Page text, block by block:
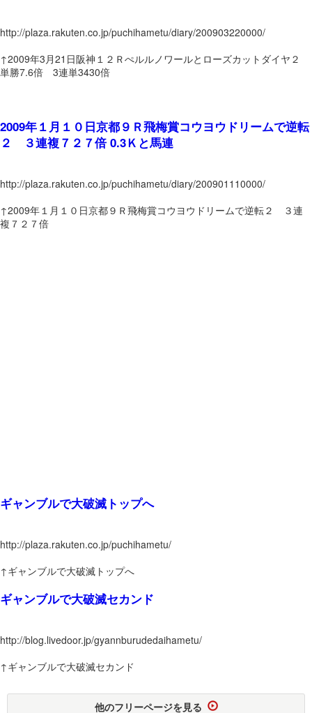
http://plaza.rakuten.co.jp/puchihametu/diary/200903220000/
↑2009年3月21日阪神１２Ｒぺルルノワールとローズカットダイヤ２
単勝7.6倍 3連単3430倍
2009年１月１０日京都９Ｒ飛梅賞コウヨウドリームで逆転
２ ３連複７２７倍 0.3Ｋと馬連
http://plaza.rakuten.co.jp/puchihametu/diary/200901110000/
↑2009年１月１０日京都９Ｒ飛梅賞コウヨウドリームで逆転２ ３連
複７２７倍
ギャンブルで大破滅トップへ
http://plaza.rakuten.co.jp/puchihametu/
↑ギャンブルで大破滅トップへ
ギャンブルで大破滅セカンド
http://blog.livedoor.jp/gyannburudedaihametu/
↑ギャンブルで大破滅セカンド
他のフリーページを見る